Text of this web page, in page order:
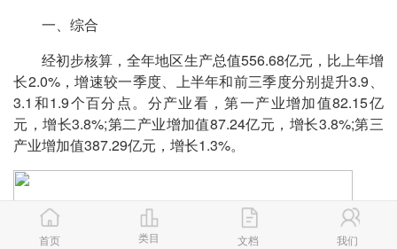
一、综合
经初步核算，全年地区生产总值556.68亿元，比上年增
长2.0%，增速较一季度、上半年和前三季度分别提升3.9、
3.1和1.9个百分点。分产业看，第一产业增加值82.15亿
元，增长3.8%;第二产业增加值87.24亿元，增长3.8%;第三
产业增加值387.29亿元，增长1.3%。
首页 类目 文档 我们